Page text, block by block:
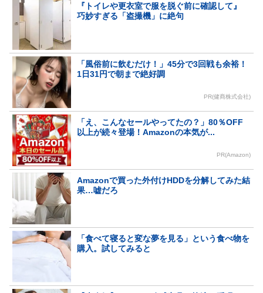
『トイレや更衣室で服を脱ぐ前に確認して』
巧妙すぎる「盗撮機」に絶句
「風俗前に飲むだけ！」45分で3回戦も余裕！
1日31円で朝まで絶好調
PR(健商株式会社)
「え、こんなセールやってたの？」80％OFF
以上が続々登場！Amazonの本気が...
PR(Amazon)
Amazonで買った外付けHDDを分解してみた結
果…嘘だろ
「食べて寝ると変な夢を見る」という食べ物を
購入。試してみると